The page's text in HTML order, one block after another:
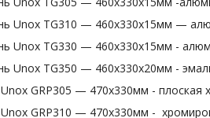
Unox TG310 — 460х330х15мм —
Unox TG330 — 460х330х15мм -
Unox TG350 — 460х330х20мм -
GRP305 — 470х330мм - плоская
GRP310 — 470х330мм -